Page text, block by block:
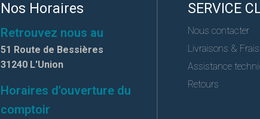
Nos Horaires
Retrouvez nous au
51 Route de Bessières
31240 L'Union
Horaires d'ouverture du
comptoir
SERVICE
Nous contacter
Livraisons &
Assistance
Retours